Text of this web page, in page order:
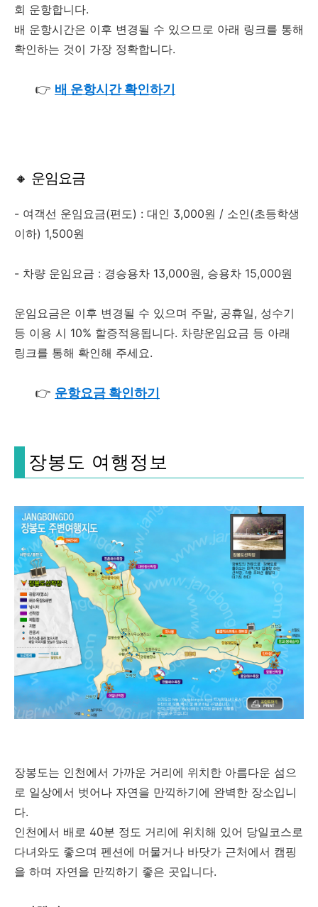
회 운항합니다.
배 운항시간은 이후 변경될 수 있으므로 아래 링크를 통해
확인하는 것이 가장 정확합니다.
👉 배 운항시간 확인하기
🔸 운임요금
- 여객선 운임요금(편도) : 대인 3,000원 / 소인(초등학생
이하) 1,500원
- 차량 운임요금 : 경승용차 13,000원, 승용차 15,000원
운임요금은 이후 변경될 수 있으며 주말, 공휴일, 성수기
등 이용 시 10% 할증적용됩니다. 차량운임요금 등 아래
링크를 통해 확인해 주세요.
👉 운항요금 확인하기
장봉도 여행정보
장봉도는 인천에서 가까운 거리에 위치한 아름다운 섬으
로 일상에서 벗어나 자연을 만끽하기에 완벽한 장소입니
다.
인천에서 배로 40분 정도 거리에 위치해 있어 당일코스로
다녀와도 좋으며 펜션에 머물거나 바닷가 근처에서 캠핑
을 하며 자연을 만끽하기 좋은 곳입니다.